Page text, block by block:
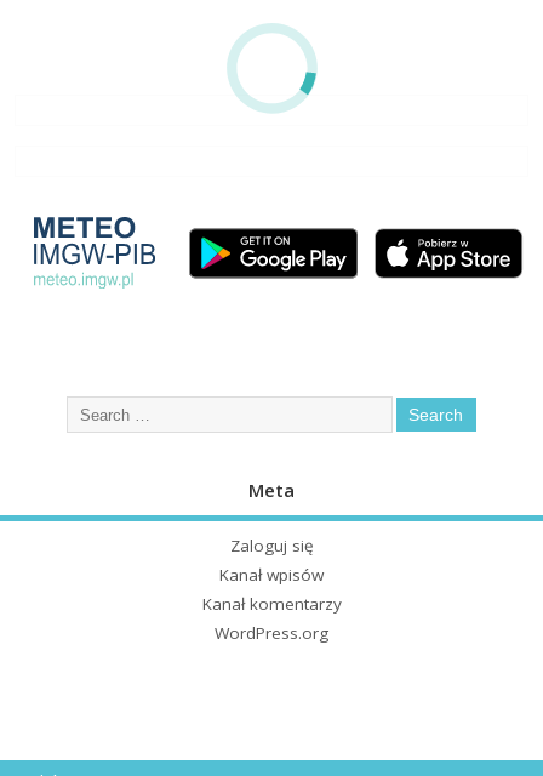
Meta
Zaloguj się
Kanał wpisów
Kanał komentarzy
WordPress.org